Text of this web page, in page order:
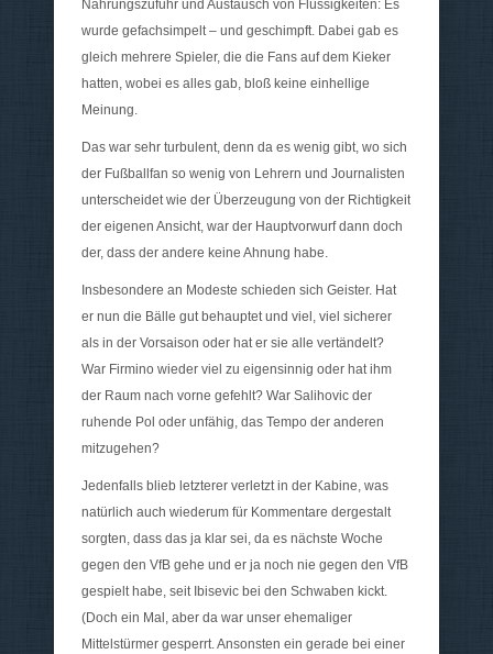
Nahrungszufuhr und Austausch von Flüssigkeiten: Es
wurde gefachsimpelt – und geschimpft. Dabei gab es
gleich mehrere Spieler, die die Fans auf dem Kieker
hatten, wobei es alles gab, bloß keine einhellige
Meinung.
Das war sehr turbulent, denn da es wenig gibt, wo sich
der Fußballfan so wenig von Lehrern und Journalisten
unterscheidet wie der Überzeugung von der Richtigkeit
der eigenen Ansicht, war der Hauptvorwurf dann doch
der, dass der andere keine Ahnung habe.
Insbesondere an Modeste schieden sich Geister. Hat
er nun die Bälle gut behauptet und viel, viel sicherer
als in der Vorsaison oder hat er sie alle vertändelt?
War Firmino wieder viel zu eigensinnig oder hat ihm
der Raum nach vorne gefehlt? War Salihovic der
ruhende Pol oder unfähig, das Tempo der anderen
mitzugehen?
Jedenfalls blieb letzterer verletzt in der Kabine, was
natürlich auch wiederum für Kommentare dergestalt
sorgten, dass das ja klar sei, da es nächste Woche
gegen den VfB gehe und er ja noch nie gegen den VfB
gespielt habe, seit Ibisevic bei den Schwaben kickt.
(Doch ein Mal, aber da war unser ehemaliger
Mittelstürmer gesperrt. Ansonsten ein gerade bei einer